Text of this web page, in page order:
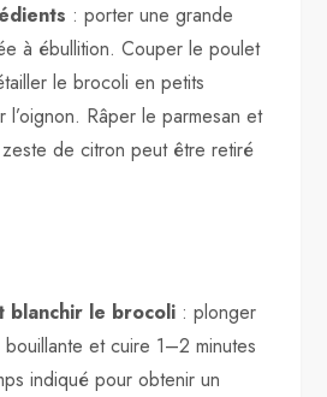
: porter une grande
à ébullition. Couper le poulet
le brocoli en petits
l’oignon. Râper le parmesan et
de citron peut être retiré
blanchir le brocoli : plonger
bouillante et cuire 1–2 minutes
indiqué pour obtenir un